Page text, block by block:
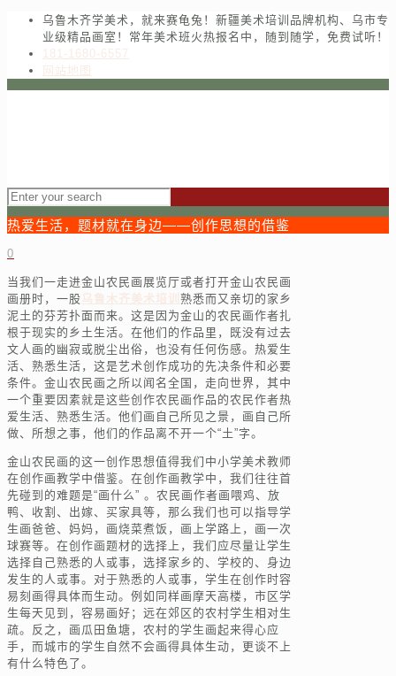
乌鲁木齐学美术，就来赛龟兔！新疆美术培训品牌机构、乌市专
业级精品画室！常年美术班火热报名中，随到随学，免费试听！
181-1680-6557
网站地图
热爱生活，题材就在身边——创作思想的借鉴
0
当我们一走进金山农民画展览厅或者打开金山农民画
画册时，一股乌鲁木齐美术培训 熟悉而又亲切的家乡
泥土的芬芳扑面而来。这是因为金山的农民画作者扎
根于现实的乡土生活。在他们的作品里，既没有过去
文人画的幽寂或脱尘出俗，也没有任何伤感。热爱生
活、熟悉生活，这是艺术创作成功的先决条件和必要
条件。金山农民画之所以闻名全国，走向世界，其中
一个重要因素就是这些创作农民画作品的农民作者热
爱生活、熟悉生活。他们画自己所见之景，画自己所
做、所想之事，他们的作品离不开一个“土”字。
金山农民画的这一创作思想值得我们中小学美术教师
在创作画教学中借鉴。在创作画教学中，我们往往首
先碰到的难题是“画什么” 。农民画作者画喂鸡、放
鸭、收割、出嫁、买家具等，那么我们也可以指导学
生画爸爸、妈妈，画烧菜煮饭，画上学路上，画一次
球赛等。在创作画题材的选择上，我们应尽量让学生
选择自己熟悉的人或事，选择家乡的、学校的、身边
发生的人或事。对于熟悉的人或事，学生在创作时容
易刻画得具体而生动。例如同样画摩天高楼，市区学
生每天见到，容易画好；远在郊区的农村学生相对生
疏。反之，画瓜田鱼塘，农村的学生画起来得心应
手，而城市的学生自然不会画得具体生动，更谈不上
有什么特色了。